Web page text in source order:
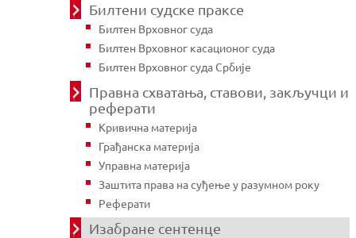
Билтени судске праксе
Билтен Врховног суда
Билтен Врховног касационог суда
Билтен Врховног суда Србије
Правна схватања, ставови, закључци и
реферати
Кривична материја
Грађанска материја
Управна материја
Заштита права на суђење у разумном року
Реферати
Изабране сентенце